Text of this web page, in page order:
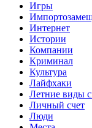
Игры
Интернет
Истории
Компании
Криминал
Культура
Лайфхаки
Летние виды
Личный счет
Люди